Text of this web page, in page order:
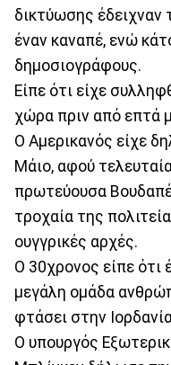
δικτύωσης
έναν καναπέ, ενώ
δημοσιογράφους.
Είπε ότι είχε
χώρα πριν από επτά
Ο Αμερικανός είχε
Μάιο, αφού
πρωτεύουσα
τροχαία της
ουγγρικές αρχές.
Ο 30χρονος είπε ότι
μεγάλη ομάδα
φτάσει στην
Ο υπουργός